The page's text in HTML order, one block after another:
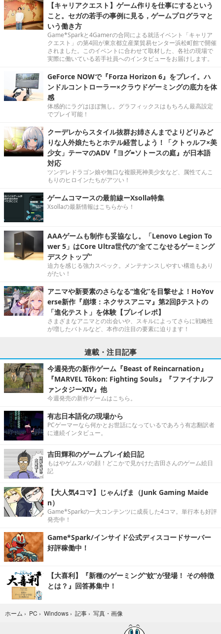
【キャリアクエスト】ゲーム作りを仕事にするという
こと。セガの若手の事例に見る，ゲームプログラマと
いう働き方
Game*Sparkと4Gamerの合同による就活イベント「キャリア
クエスト」の第4回が東京都立産業貿易センター浜松町館で開催
されました。このイベントに合わせて取材した、各社の現場で
実際に働いている若手社員へのインタビューをお届けします。
GeForce NOWで『Forza Horizon 6』をプレイ。ハ
ンドルコントローラー×クラウドゲーミングの底力を体
感
体感的にラグはほぼ無し。グラフィックスはもちろん最高設定
でプレイ可能！
クーデレからスタイル抜群お姉さんまでよりどりみど
りな人外娘たちとホテル経営しよう！「クトゥルフ×美
少女」テーマのADV『ヨグ=ソトースの庭』が日本語
対応
ツンデレドラゴン娘や無口な複眼死神美少女など、属性てんこ
もりのヒロインたちがアツい！
ゲームコマースの最前線ーXsolla特集
Xsollaの最新情報はこちらから！
AAAゲームも制作も妥協なし。「Lenovo Legion To
wer 5」はCore Ultra世代の“全てこなせるゲーミング
デスクトップ”
迫力を感じる強力スペック。メンテナンスしやすい構造もあり
がたい！
アニマや新要素のさらなる“進化”を目撃せよ！HoYov
erse新作『崩壊：ネクサスアニマ』第2回βテストの
「進化テスト」を体験【プレイレポ】
さまざまなアニマとの出会いや、スキルによってさらに戦略性
が増したバトルなど、本作の注目の要素に迫ります！
連載・注目記事
今週発売の新作ゲーム『Beast of Reincarnation』
『MARVEL Tōkon: Fighting Souls』『ファイナルフ
ァンタジーXIV』他
今週発売の新作ゲームはこちら。
有志日本語化の現場から
PCゲーマーなら何かとお世話になっているであろう有志翻訳者
に連続インタビュー。
吉田輝和のゲームプレイ絵日記
もはやゲムスパの顔！どこかで見かけた吉田さんのゲーム絵日
記
【大人気4コマ】じゃんげま（Junk Gaming Maide
n）
Game*Sparkの一大コンテンツに成長した4コマ。単行本も好評
発売中！
Game*Spark/インサイド公式ディスコードサーバー
好評稼働中！
【大喜利】『新種のゲーミング“蚊”が登場！ その特徴
とは？』回答募集中！
ホーム › PC › Windows › 記事 › 写真・画像